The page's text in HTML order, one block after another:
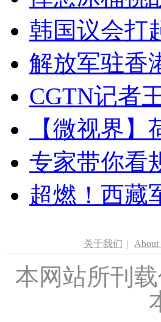
韩国议会打
解放军驻香
CGTN记者
【微视界
专家带你看
超燃！西藏
关于我们 | About
本网站所刊